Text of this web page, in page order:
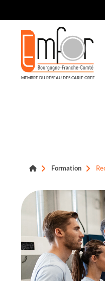
MEMBRE DU RÉSEAU DES CARIF-OREF
Formation